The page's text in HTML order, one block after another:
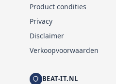
Product condities
Privacy
Disclaimer
Verkoopvoorwaarden
BEAT-IT.NL